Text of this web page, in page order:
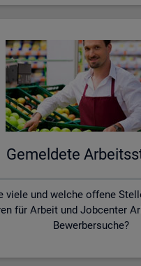
Ge­mel­de­te
viele und welche offene
für Arbeit und Jobcenter
Bewerbersuche?